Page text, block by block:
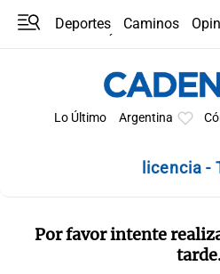
Deportes Caminos
Lo Último Argentina
licencia -
Por favor intente